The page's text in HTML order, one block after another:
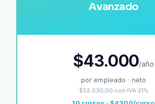
Avanzado
$43.000/año
por empleado · neto
$52.030,00 con IVA 21%